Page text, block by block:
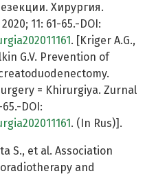
Хирургия.
11: 61-65.-DOI:
. [Kriger A.G.,
G.V. Prevention of
= Khirurgiya. Zurnal
DOI:
. (In Rus)].
S., et al. Association
and